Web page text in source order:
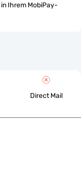
in Ihrem MobiPay-
Direct Mail